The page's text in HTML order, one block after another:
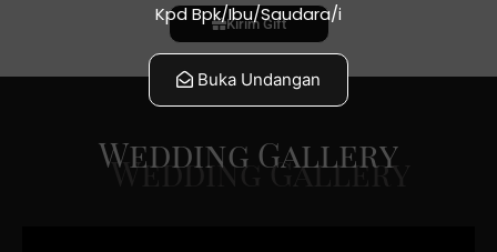
Kirim Gift
Wedding Gallery
Kpd Bpk/Ibu/Saudara/i
Buka Undangan